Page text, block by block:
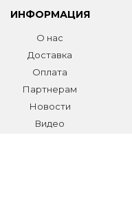
ИНФОРМАЦИЯ
О нас
Доставка
Оплата
Партнерам
Новости
Видео